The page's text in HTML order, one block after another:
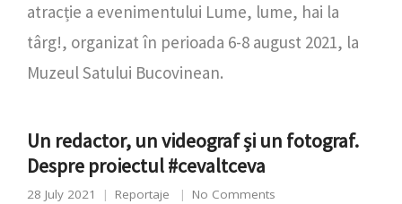
atracție a evenimentului Lume, lume, hai la
târg!, organizat în perioada 6-8 august 2021, la
Muzeul Satului Bucovinean.
Un redactor, un videograf și un fotograf.
Despre proiectul #cevaltceva
28 July 2021 Reportaje No Comments